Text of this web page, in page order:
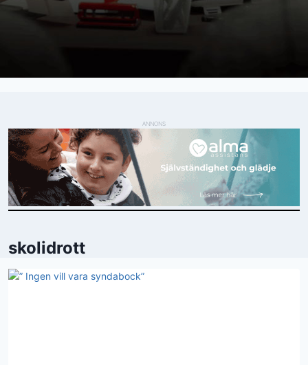
ANNONS
skolidrott